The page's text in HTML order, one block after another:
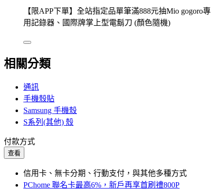
【限APP下單】全站指定品單筆滿888元抽Mio gogoro專
用記錄器、國際牌掌上型電鬍刀 (顏色隨機)
相關分類
通訊
手機殼貼
Samsung 手機殼
S系列(其他) 殼
付款方式
查看
信用卡、無卡分期、行動支付，與其他多種方式
PChome 聯名卡最高6%，新戶再享首刷禮800P